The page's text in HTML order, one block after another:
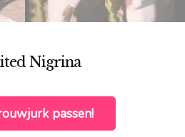
Nigrina
passen!